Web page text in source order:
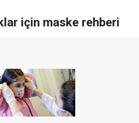
için maske rehberi